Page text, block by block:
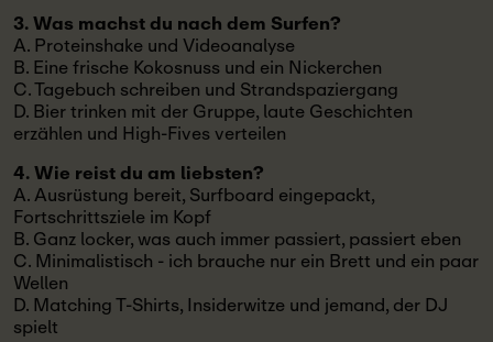
3. Was machst du nach dem Surfen?
A. Proteinshake und Videoanalyse
B. Eine frische Kokosnuss und ein Nickerchen
C. Tagebuch schreiben und Strandspaziergang
D. Bier trinken mit der Gruppe, laute Geschichten
erzählen und High-Fives verteilen
4. Wie reist du am liebsten?
A. Ausrüstung bereit, Surfboard eingepackt,
Fortschrittsziele im Kopf
B. Ganz locker, was auch immer passiert, passiert eben
C. Minimalistisch - ich brauche nur ein Brett und ein paar
Wellen
D. Matching T-Shirts, Insiderwitze und jemand, der DJ
spielt